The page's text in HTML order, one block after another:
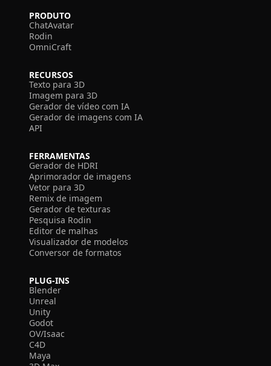
PRODUTO
ChatAvatar
Rodin
OmniCraft
RECURSOS
Texto para 3D
Imagem para 3D
Gerador de vídeo com IA
Gerador de imagens com IA
API
FERRAMENTAS
Gerador de HDRI
Aprimorador de imagens
Vetor para 3D
Remix de imagem
Gerador de texturas
Pesquisa Rodin
Editor de malhas
Visualizador de modelos
Conversor de formatos
PLUG-INS
Blender
Unreal
Unity
Godot
OV/Isaac
C4D
Maya